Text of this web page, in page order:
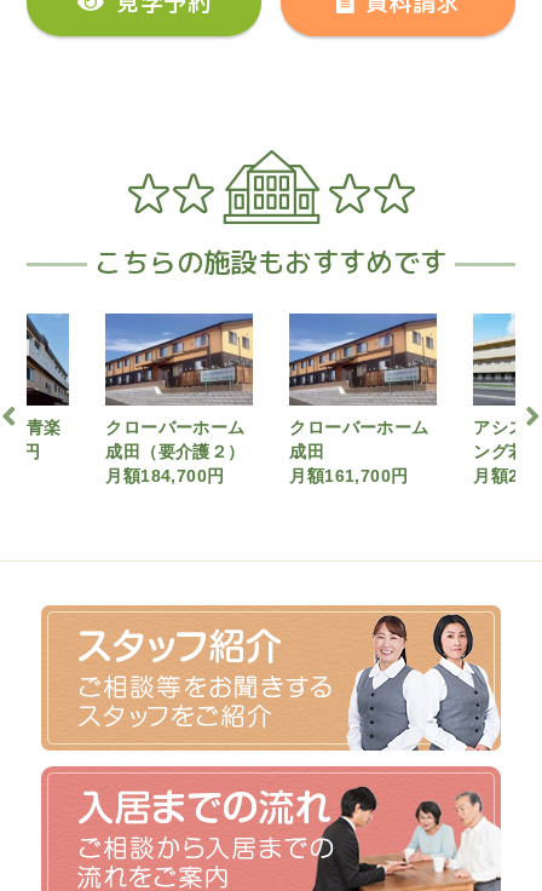
こちらの施設もおすすめです
ホーム
護２）
クローバーホーム
成田
月額161,700円
アシステッドリビ
ング若葉
月額211,440円
クロ
成田
月額